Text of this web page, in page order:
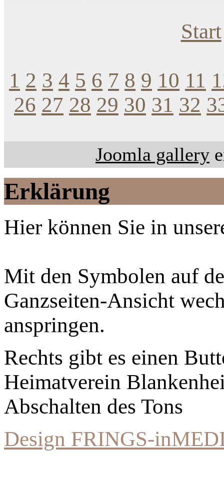
Start
1 2 3 4 5 6 7 8 9 10 11
26 27 28 29 30 31 32
Joomla gallery
Erklärung
Hier können Sie in
Mit den Symbolen auf
Ganzseiten-Ansicht
anspringen.
Rechts gibt es einen
Heimatverein
Abschalten des Tons
Design FRINGS-